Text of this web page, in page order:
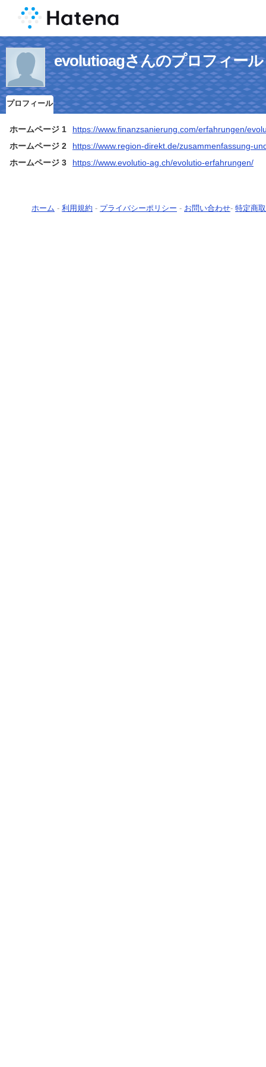
evolutioagさんのプロフィール
プロフィール
ホームページ 1
https://www.finanzsanierung.com/erfahrungen/
ホームページ 2
https://www.region-direkt.de/zusammenfassung-
ホームページ 3
https://www.evolutio-ag.ch/evolutio-erfahrungen/
ホーム - 利用規約 - プライバシーポリシー - お問い合わせ- 特定商